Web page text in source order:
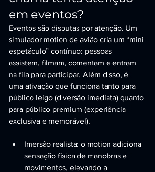
em eventos?
Eventos são disputas por atenção. Um
simulador motion de avião cria um “mini
espetáculo” contínuo: pessoas
assistem, filmam, comentam e entram
na fila para participar. Além disso, é
uma ativação que funciona tanto para
público leigo (diversão imediata) quanto
para público premium (experiência
exclusiva e memorável).
Imersão realista: o motion adiciona
sensação física de manobras e
movimentos, elevando a